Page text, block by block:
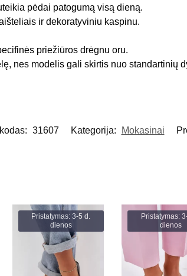
pėdai patogumą visą dieną.
ir dekoratyviniu kaspinu.
priežiūros drėgnu oru.
nes modelis gali skirtis nuo standartinių
31607 Kategorija: Mokasinai
Pristatymas: 3-5 d.
dienos
Pristatymas:
dienos